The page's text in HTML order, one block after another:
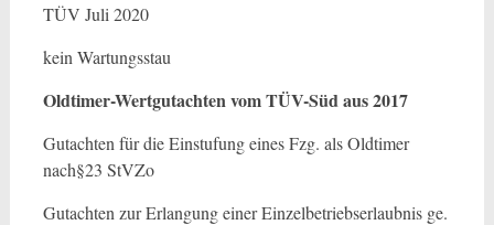
TÜV Juli 2020
kein Wartungsstau
Oldtimer-Wertgutachten vom TÜV-Süd aus 2017
Gutachten für die Einstufung eines Fzg. als Oldtimer
nach§23 StVZo
Gutachten zur Erlangung einer Einzelbetriebserlaubnis ge.